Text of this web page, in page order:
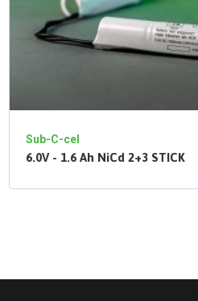
Sub-C-cel
6.0V - 1.6 Ah NiCd 2+3 STICK